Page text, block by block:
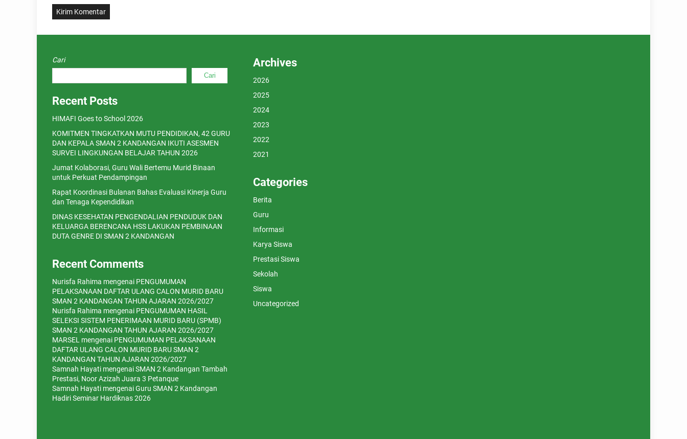
Cari
Cari
Recent Posts
HIMAFI Goes to School 2026
KOMITMEN TINGKATKAN MUTU PENDIDIKAN, 42 GURU
DAN KEPALA SMAN 2 KANDANGAN IKUTI ASESMEN
SURVEI LINGKUNGAN BELAJAR TAHUN 2026
Jumat Kolaborasi, Guru Wali Bertemu Murid Binaan
untuk Perkuat Pendampingan
Rapat Koordinasi Bulanan Bahas Evaluasi Kinerja Guru
dan Tenaga Kependidikan
DINAS KESEHATAN PENGENDALIAN PENDUDUK DAN
KELUARGA BERENCANA HSS LAKUKAN PEMBINAAN
DUTA GENRE DI SMAN 2 KANDANGAN
Recent Comments
Nurisfa Rahima mengenai PENGUMUMAN
PELAKSANAAN DAFTAR ULANG CALON MURID BARU
SMAN 2 KANDANGAN TAHUN AJARAN 2026/2027
Nurisfa Rahima mengenai PENGUMUMAN HASIL
SELEKSI SISTEM PENERIMAAN MURID BARU (SPMB)
SMAN 2 KANDANGAN TAHUN AJARAN 2026/2027
MARSEL mengenai PENGUMUMAN PELAKSANAAN
DAFTAR ULANG CALON MURID BARU SMAN 2
KANDANGAN TAHUN AJARAN 2026/2027
Samnah Hayati mengenaiSMAN 2 Kandangan Tambah
Prestasi, Noor Azizah Juara 3 Petanque
Samnah Hayati mengenaiGuru SMAN 2 Kandangan
Hadiri Seminar Hardiknas 2026
Archives
2026
2025
2024
2023
2022
2021
Categories
Berita
Guru
Informasi
Karya Siswa
Prestasi Siswa
Sekolah
Siswa
Uncategorized